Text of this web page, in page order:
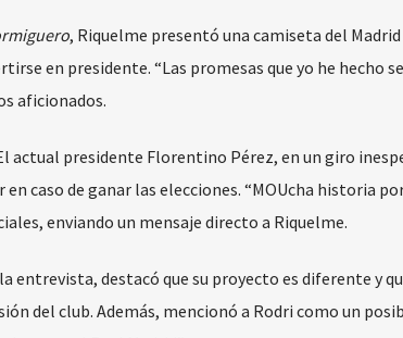
, Riquelme presentó una camiseta del Madrid
en presidente. “Las promesas que yo he hecho
aficionados.
actual presidente Florentino Pérez, en un giro
caso de ganar las elecciones. “MOUcha historia
enviando un mensaje directo a Riquelme.
entrevista, destacó que su proyecto es diferente y
del club. Además, mencionó a Rodri como un